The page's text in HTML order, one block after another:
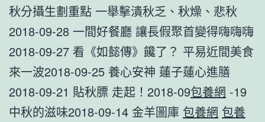
秋分攝生劃重點 一舉擊潰秋乏、秋燥、悲秋
2018-09-28 一間好餐廳 讓長假聚首變得嗨嗨嗨
2018-09-27 看《如懿傳》饞了？ 平易近間美食
來一波2018-09-25 養心安神 蓮子蓮心進膳
2018-09-21 貼秋膘 走起！2018-09包養網 -19
中秋的滋味2018-09-14 金羊圖庫 包養網 包養